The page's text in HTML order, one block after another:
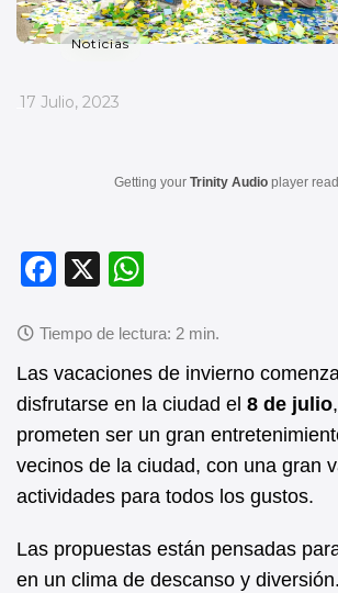
Noticias
_
17 Julio, 2023
Getting your Trinity Audio player
F
c
e
b
o
o
k
X
at
s
A
p
p
Las vacaciones de invierno
disfrutarse en la ciudad el 8 de julio
prometen ser un gran
vecinos de la ciudad, con una gran
actividades para todos los gustos.
Las propuestas están pensadas
en un clima de descanso y